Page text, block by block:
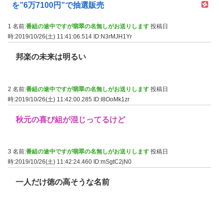
を”6万7100円”で抽選販売
1 名前:番組の途中ですが翡翠の名無しがお送りします 投稿日
時:2019/10/26(土) 11:41:06.514 ID:N3rMJH1Yr
邦楽の未来は明るい
2 名前:番組の途中ですが翡翠の名無しがお送りします 投稿日
時:2019/10/26(土) 11:42:00.285 ID:I8OoMk1zr
秋元の喜び組が混じってるけど
3 名前:番組の途中ですが翡翠の名無しがお送りします 投稿日
時:2019/10/26(土) 11:42:24.460 ID:mSgtC2jN0
一人だけ徳の高そうな名前